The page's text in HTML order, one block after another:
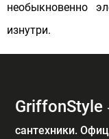
необыкновенно
изнутри.
GriffonStyle
сантехники.